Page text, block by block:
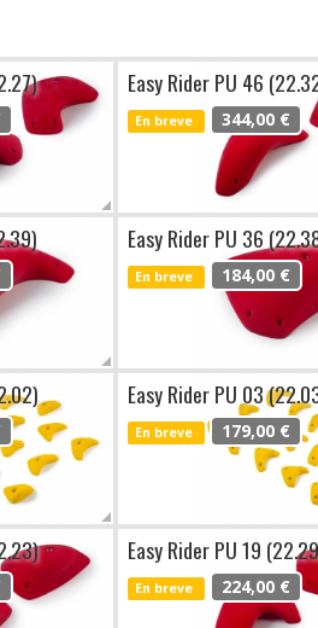
Easy Rider PU 46
En breve 344,00 €
Easy Rider PU 36
En breve 184,00 €
Easy Rider PU 03
En breve 179,00 €
Easy Rider PU 19
En breve 224,00 €